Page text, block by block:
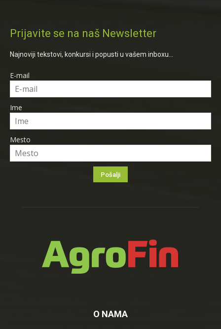
Prijavite se na naš Newsletter
Najnoviji tekstovi, konkursi i popusti u vašem inboxu...
E-mail
Ime
Mesto
O NAMA